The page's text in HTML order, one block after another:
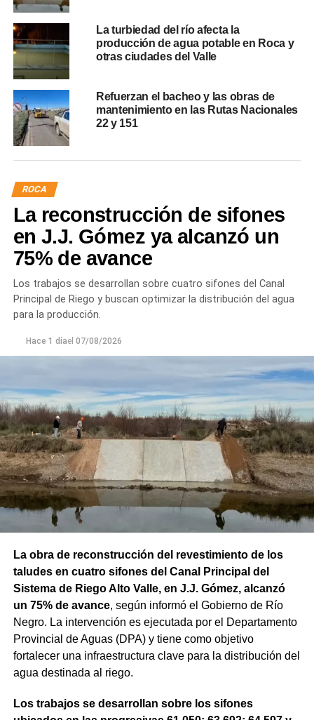
La turbiedad del río afecta la
producción de agua potable en Roca y
otras ciudades del Valle
Refuerzan el bacheo y las obras de
mantenimiento en las Rutas Nacionales
22 y 151
ROCA
La reconstrucción de sifones
en J.J. Gómez ya alcanzó un
75% de avance
Los trabajos se desarrollan sobre cuatro sifones del Canal
Principal de Riego y buscan optimizar la distribución del agua
para la producción.
Hace 1 díael 07/08/2026
La obra de reconstrucción del revestimiento de los
taludes en cuatro sifones del Canal Principal del
Sistema de Riego Alto Valle, en J.J. Gómez, alcanzó
un 75% de avance, según informó el Gobierno de Río
Negro. La intervención es ejecutada por el Departamento
Provincial de Aguas (DPA) y tiene como objetivo
fortalecer una infraestructura clave para la distribución del
agua destinada al riego.
Los trabajos se desarrollan sobre los sifones